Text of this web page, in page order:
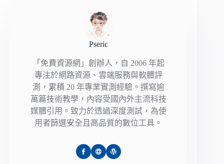
Pseric
「免費資源網」創辦人，自 2006 年起
專注於網路資源、雲端服務與軟體評
測，累積 20 年專業實測經驗。撰寫逾
萬篇技術教學，內容受國內外主流科技
媒體引用。致力於透過深度測試，為使
用者篩選安全且高品質的數位工具。